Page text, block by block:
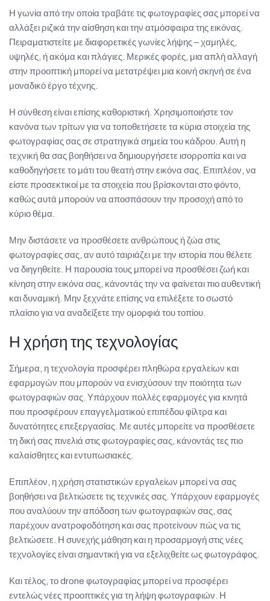
Η γωνία από την οποία τραβάτε τις φωτογραφίες σας μπορεί να
αλλάξει ριζικά την αίσθηση και την ατμόσφαιρα της εικόνας.
Πειραματιστείτε με διαφορετικές γωνίες λήψης – χαμηλές,
υψηλές, ή ακόμα και πλάγιες. Μερικές φορές, μια απλή αλλαγή
στην προοπτική μπορεί να μετατρέψει μια κοινή σκηνή σε ένα
μοναδικό έργο τέχνης.
Η σύνθεση είναι επίσης καθοριστική. Χρησιμοποιήστε τον
κανόνα των τρίτων για να τοποθετήσετε τα κύρια στοιχεία της
φωτογραφίας σας σε στρατηγικά σημεία του κάδρου. Αυτή η
τεχνική θα σας βοηθήσει να δημιουργήσετε ισορροπία και να
καθοδηγήσετε το μάτι του θεατή στην εικόνα σας. Επιπλέον, να
είστε προσεκτικοί με τα στοιχεία που βρίσκονται στο φόντο,
καθώς αυτά μπορούν να αποσπάσουν την προσοχή από το
κύριο θέμα.
Μην διστάσετε να προσθέσετε ανθρώπους ή ζώα στις
φωτογραφίες σας, αν αυτό ταιριάζει με την ιστορία που θέλετε
να διηγηθείτε. Η παρουσία τους μπορεί να προσθέσει ζωή και
κίνηση στην εικόνα σας, κάνοντάς την να φαίνεται πιο αυθεντική
και δυναμική. Μην ξεχνάτε επίσης να επιλέξετε το σωστό
πλαίσιο για να αναδείξετε την ομορφιά του τοπίου.
Η χρήση της τεχνολογίας
Σήμερα, η τεχνολογία προσφέρει πληθώρα εργαλείων και
εφαρμογών που μπορούν να ενισχύσουν την ποιότητα των
φωτογραφιών σας. Υπάρχουν πολλές εφαρμογές για κινητά
που προσφέρουν επαγγελματικού επιπέδου φίλτρα και
δυνατότητες επεξεργασίας. Με αυτές μπορείτε να προσθέσετε
τη δική σας πινελιά στις φωτογραφίες σας, κάνοντάς τες πιο
καλαίσθητες και εντυπωσιακές.
Επιπλέον, η χρήση στατιστικών εργαλείων μπορεί να σας
βοηθήσει να βελτιώσετε τις τεχνικές σας. Υπάρχουν εφαρμογές
που αναλύουν την απόδοση των φωτογραφιών σας, σας
παρέχουν ανατροφοδότηση και σας προτείνουν πώς να τις
βελτιώσετε. Η συνεχής μάθηση και η προσαρμογή στις νέες
τεχνολογίες είναι σημαντική για να εξελιχθείτε ως φωτογράφος.
Και τέλος, το drone φωτογραφίας μπορεί να προσφέρει
εντελώς νέες προοπτικές για τη λήψη φωτογραφιών. Η